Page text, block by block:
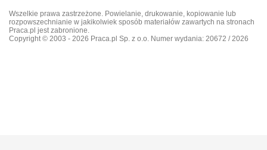
Wszelkie prawa zastrzeżone. Powielanie, drukowanie, kopiowanie lub
rozpowszechnianie w jakikolwiek sposób materiałów zawartych na stronach
Praca.pl jest zabronione.
Copyright © 2003 - 2026 Praca.pl Sp. z o.o. Numer wydania: 20672 / 2026